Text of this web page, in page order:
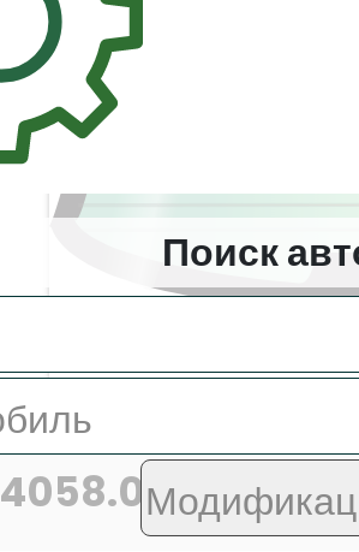
Поиск
4058.0 ₽